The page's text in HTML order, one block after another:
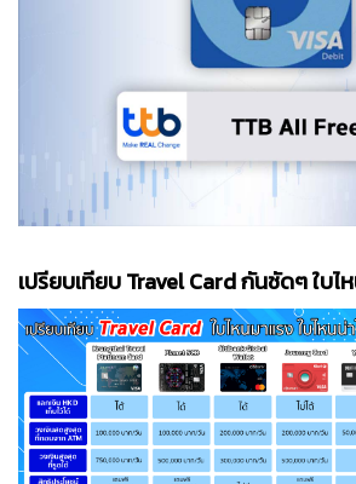
เปรียบเทียบ Travel Card กันชัดๆ ใบไ